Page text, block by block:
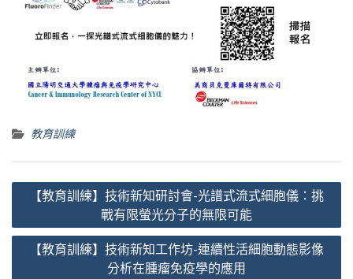
教育訓練
文
導
【教育訓練】技術新知研討會-光譜式流式細胞儀：挑
戰有限螢光分子的無限可能
【教育訓練】技術新知工作坊-連續性活細胞動態影像
分析在腫瘤免疫學的應用